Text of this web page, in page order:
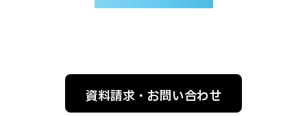
資料請求・お問い合わせ